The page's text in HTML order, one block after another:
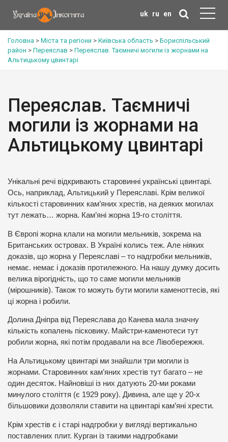
uk ru en
Головна > Міста та регіони > Київська область > Бориспільський
район > Переяслав > Переяслав. Таємничі могили із жорнами на
Альтицькому цвинтарі
Переяслав. Таємничі
могили із жорнами на
Альтицькому цвинтарі
Унікальні речі відкривають старовинні українські цвинтарі.
Ось, наприклад, Альтицький у Переяславі. Крім великої
кількості старовинних кам’яних хрестів, на деяких могилах
тут лежать… жорна. Кам’яні жорна 19-го століття.
В Європі жорна клали на могили мельників, зокрема на
Британських островах. В Україні колись теж. Але ніяких
доказів, що жорна у Переяславі – то надгробки мельників,
немає. немає і доказів протилежного. На нашу думку досить
велика вірогідність, що то саме могили мельників
(мірошників). Також то можуть бути могили каменоттесів, які
ці жорна і робили.
Долина Дніпра від Переяслава до Канева мала значну
кількість копалень пісковику. Майстри-каменотеси тут
робили жорна, які потім продавали на все Лівобережжя.
На Альтицькому цвинтарі ми знайшли три могили із
жорнами. Старовинних кам’яних хрестів тут багато – не
один десяток. Найновіші із них датують 20-ми роками
минулого століття (є 1929 року). Дивина, але ще у 20-х
більшовики дозволяли ставити на цвинтарі кам’яні хрести.
Крім хрестів є і старі надгробки у вигляді вертикально
поставлених плит. Курган із такими надгробками